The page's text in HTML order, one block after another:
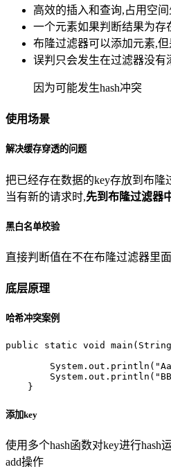
高效的插入和查询,占用空
一个元素如果判断结果为存
布隆过滤器可以添加元素,
误判只会发生在过滤器没有
因为可能发生hash冲突
使用场景
解决缓存穿透的问题
把已经存在数据的key存放到布隆
当有新的请求时,先到布隆过滤器
黑白名单校验
直接判断值在不在布隆过滤器里面
底层原理
哈希冲突案例
public static void
添加key
使用多个hash函数对key进行
add操作